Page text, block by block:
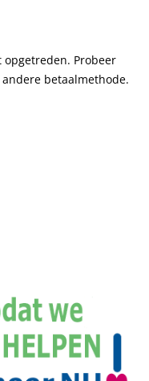
Probeer
betaalmethode.